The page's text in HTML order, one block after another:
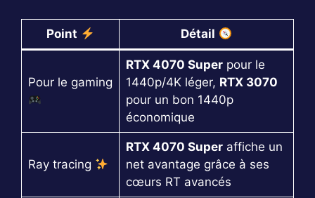
Point Détail
Pour le gaming
RTX 4070 Superpour le
1440p/4K léger, RTX 3070
pour un bon 1440p
économique
Ray tracing
RTX 4070 Superaffiche un
net avantage grâce à ses
cœurs RT avancés